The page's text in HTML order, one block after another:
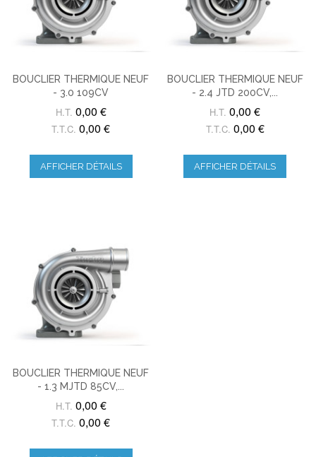
BOUCLIER THERMIQUE NEUF
- 3.0 109CV
H.T. 0,00 €
T.T.C. 0,00 €
AFFICHER DÉTAILS
BOUCLIER THERMIQUE NEUF
- 2.4 JTD 200CV,...
H.T. 0,00 €
T.T.C. 0,00 €
AFFICHER DÉTAILS
BOUCLIER THERMIQUE NEUF
- 1.3 MJTD 85CV,...
H.T. 0,00 €
T.T.C. 0,00 €